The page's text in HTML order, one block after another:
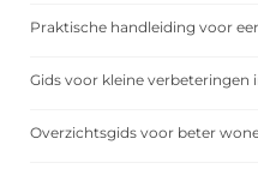
Praktische handleiding voor
Gids voor kleine verbeteringen
Overzichtsgids voor beter